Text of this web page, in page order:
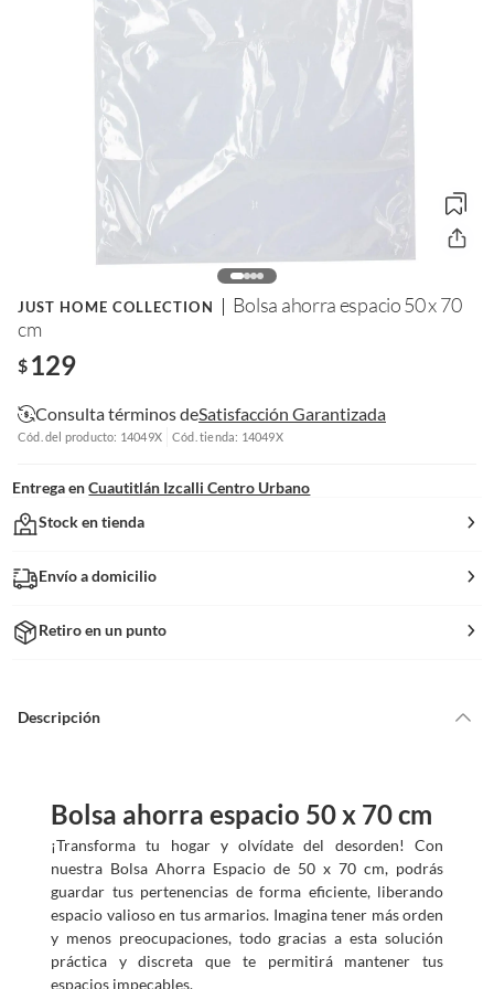
JUST HOME COLLECTION
Bolsa ahorra espacio 50 x 70
cm
$ 129
Consulta términos deSatisfacción Garantizada
Cód. del producto: 14049X Cód. tienda: 14049X
Entrega en Cuautitlán Izcalli Centro Urbano
Stock en tienda
Envío a domicilio
Retiro en un punto
Descripción
Bolsa ahorra espacio 50 x 70 cm
¡Transforma tu hogar y olvídate del desorden! Con
nuestra Bolsa Ahorra Espacio de 50 x 70 cm, podrás
guardar tus pertenencias de forma eficiente, liberando
espacio valioso en tus armarios. Imagina tener más orden
y menos preocupaciones, todo gracias a esta solución
práctica y discreta que te permitirá mantener tus
espacios impecables.